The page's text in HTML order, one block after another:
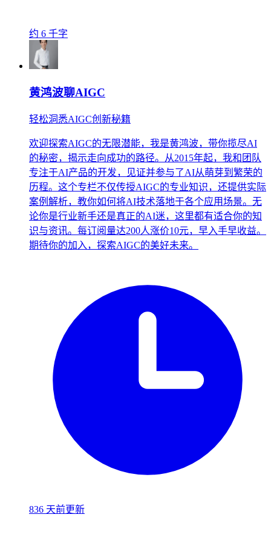
约 6 千字
黄鸿波聊AIGC
轻松洞悉AIGC创新秘籍
欢迎探索AIGC的无限潜能，我是黄鸿波，带你揽尽AI
的秘密，揭示走向成功的路径。从2015年起，我和团队
专注于AI产品的开发，见证并参与了AI从萌芽到繁荣的
历程。这个专栏不仅传授AIGC的专业知识，还提供实际
案例解析，教你如何将AI技术落地于各个应用场景。无
论你是行业新手还是真正的AI迷，这里都有适合你的知
识与资讯。每订阅量达200人涨价10元，早入手早收益。
期待你的加入，探索AIGC的美好未来。
836 天前更新